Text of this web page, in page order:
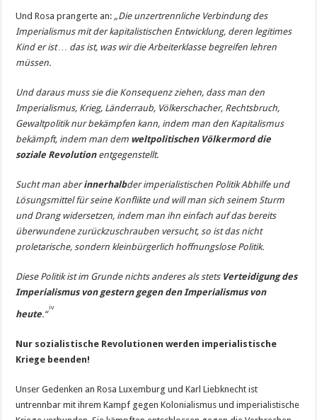
Und Rosa prangerte an: „Die unzertrennliche Verbindung des
Imperialismus mit der kapitalistischen Entwicklung, deren legitimes
Kind er ist … das ist, was wir die Arbeiterklasse begreifen lehren
müssen.
Und daraus muss sie die Konsequenz ziehen, dass man den
Imperialismus, Krieg, Länderraub, Völkerschacher, Rechtsbruch,
Gewaltpolitik nur bekämpfen kann, indem man den Kapitalismus
bekämpft, indem man dem weltpolitischen Völkermord die
soziale Revolutionentgegenstellt.
Sucht man aberinnerhalbder imperialistischen Politik Abhilfe und
Lösungsmittel für seine Konflikte und will man sich seinem Sturm
und Drang widersetzen, indem man ihn einfach auf das bereits
überwundene zurückzuschrauben versucht, so ist das nicht
proletarische, sondern kleinbürgerlich hoffnungslose Politik.
Diese Politik ist im Grunde nichts anderes als stets Verteidigung des
Imperialismus von gestern gegen den Imperialismus von
heute.“
iv
Nur sozialistische Revolutionen werden imperialistische
Kriege beenden!
Unser Gedenken an Rosa Luxemburg und Karl Liebknecht ist
untrennbar mit ihrem Kampf gegen Kolo­nialismus und imperialistische